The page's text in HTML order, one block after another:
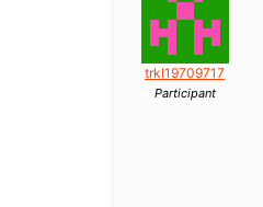
trkl19709717
Participant